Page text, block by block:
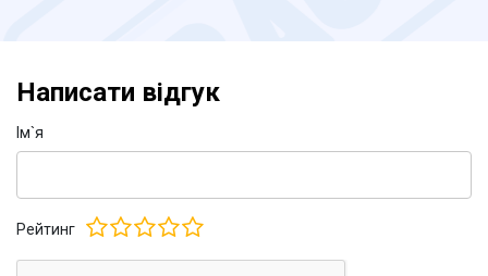
Серія Corda.Ідеально підходить для побутового
задовольнить клієнтів, які планують нечасте
виробництві використовується алюмінієвий профіль
стандартної товщини. Опорна траверса у приставних та
універсальних драбин має класичні наконечники.
Написати відгук
Iм`я
Рейтинг